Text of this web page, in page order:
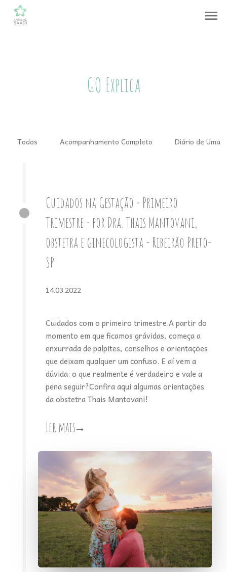
menu
GO Explica
Todos Acompanhamento Completo Diário de Uma
Cuidados na Gestação - Primeiro
Trimestre - por Dra. Thais Mantovani,
obstetra e ginecologista - Ribeirão Preto-
SP
14.03.2022
Cuidados com o primeiro trimestre.A partir do
momento em que ficamos grávidas, começa a
enxurrada de palpites, conselhos e orientações
que deixam qualquer um confuso. E aí vem a
dúvida: o que realmente é verdadeiro e vale a
pena seguir?Confira aqui algumas orientações
da obstetra Thais Mantovani!
Ler mais